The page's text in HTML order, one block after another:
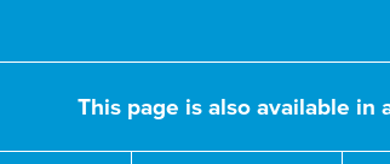
This page is also available in